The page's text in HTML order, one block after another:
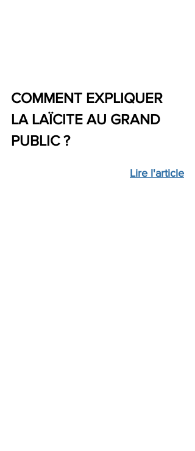
COMMENT EXPLIQUER
LA LAÏCITE AU GRAND
PUBLIC ?
Lire l'article